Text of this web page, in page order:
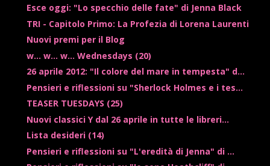
Esce oggi: "Lo specchio delle fate" di Jenna Black
TRI - Capitolo Primo: La Profezia di Lorena Laurenti
Nuovi premi per il Blog
w... w... w... Wednesdays (20)
26 aprile 2012: "Il colore del mare in tempesta" d...
Pensieri e riflessioni su "Sherlock Holmes e i tes...
TEASER TUESDAYS (25)
Nuovi classici Y dal 26 aprile in tutte le libreri...
Lista desideri (14)
Pensieri e riflessioni su "L'eredità di Jenna" di ...